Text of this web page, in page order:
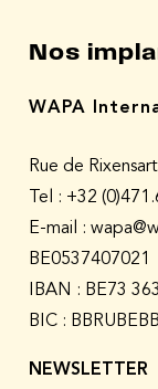
Nos
WAPA
Rue de
Tel : +32
E-mail :
BE0537407021
IBAN : BE73
BIC : BBRUBEBB
NEWSLETTER